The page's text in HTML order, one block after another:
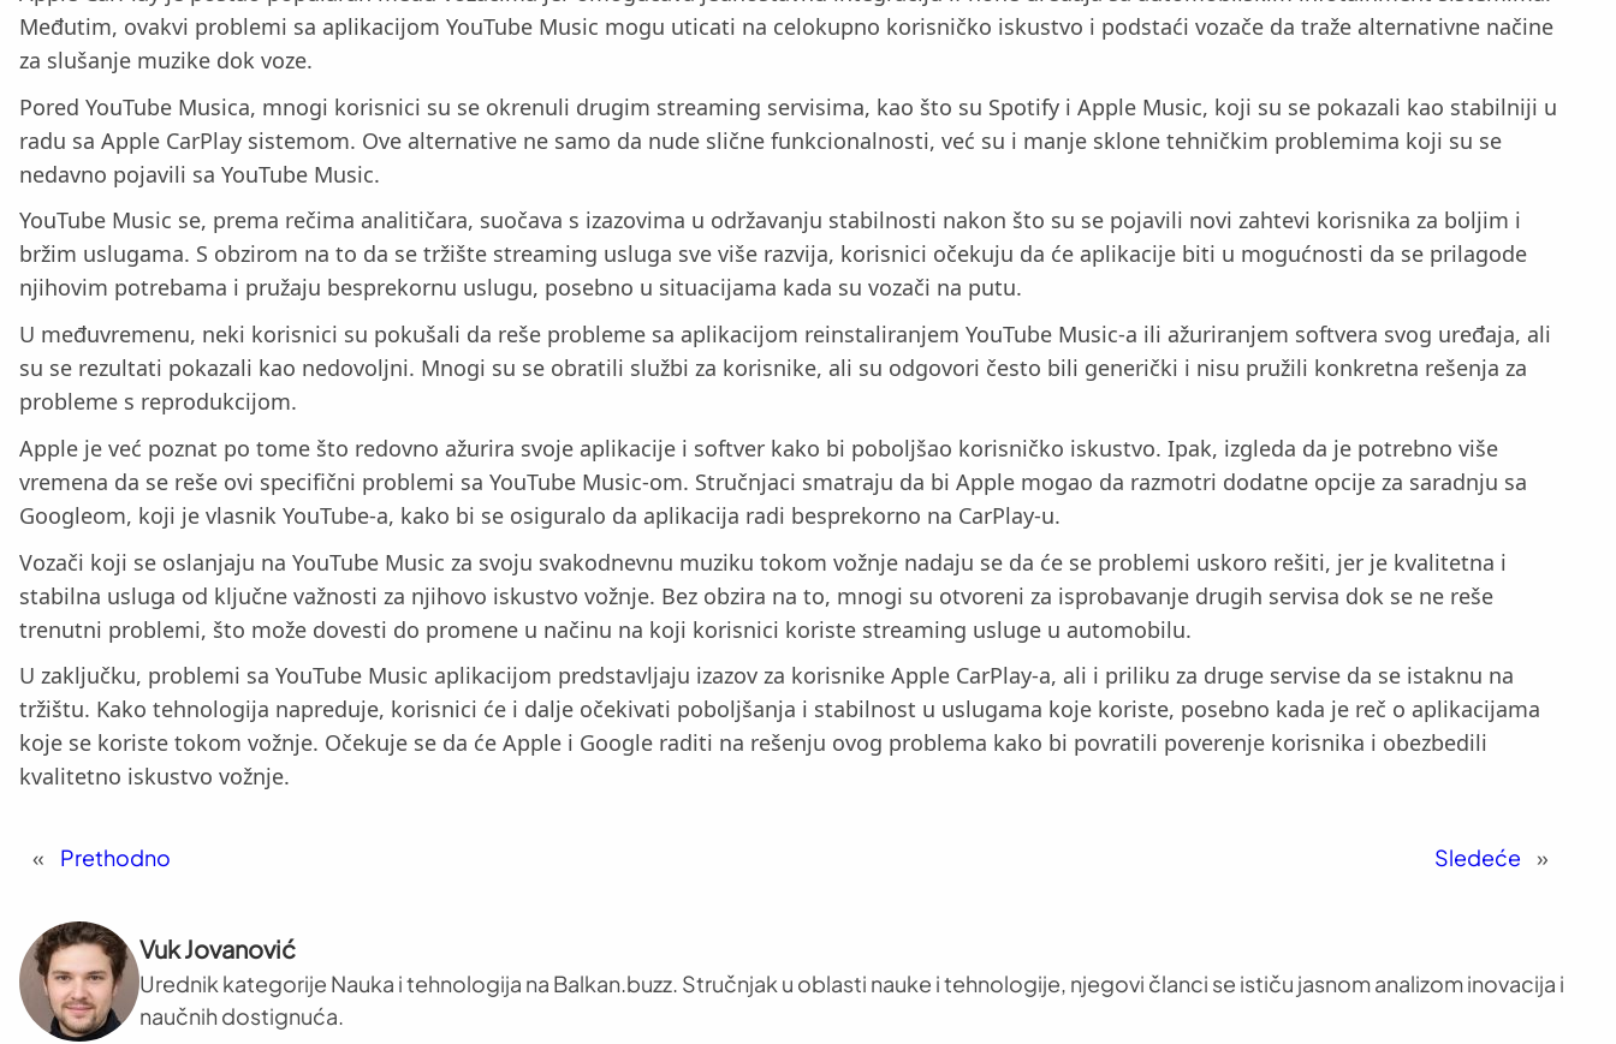
Međutim, ovakvi problemi sa aplikacijom YouTube Music mogu uticati na celokupno korisničko iskustvo i podstaći vozače da traže alternativne načine
za slušanje muzike dok voze.
Pored YouTube Musica, mnogi korisnici su se okrenuli drugim streaming servisima, kao što su Spotify i Apple Music, koji su se pokazali kao stabilniji u
radu sa Apple CarPlay sistemom. Ove alternative ne samo da nude slične funkcionalnosti, već su i manje sklone tehničkim problemima koji su se
nedavno pojavili sa YouTube Music.
YouTube Music se, prema rečima analitičara, suočava s izazovima u održavanju stabilnosti nakon što su se pojavili novi zahtevi korisnika za boljim i
bržim uslugama. S obzirom na to da se tržište streaming usluga sve više razvija, korisnici očekuju da će aplikacije biti u mogućnosti da se prilagode
njihovim potrebama i pružaju besprekornu uslugu, posebno u situacijama kada su vozači na putu.
U međuvremenu, neki korisnici su pokušali da reše probleme sa aplikacijom reinstaliranjem YouTube Music-a ili ažuriranjem softvera svog uređaja, ali
su se rezultati pokazali kao nedovoljni. Mnogi su se obratili službi za korisnike, ali su odgovori često bili generički i nisu pružili konkretna rešenja za
probleme s reprodukcijom.
Apple je već poznat po tome što redovno ažurira svoje aplikacije i softver kako bi poboljšao korisničko iskustvo. Ipak, izgleda da je potrebno više
vremena da se reše ovi specifični problemi sa YouTube Music-om. Stručnjaci smatraju da bi Apple mogao da razmotri dodatne opcije za saradnju sa
Googleom, koji je vlasnik YouTube-a, kako bi se osiguralo da aplikacija radi besprekorno na CarPlay-u.
Vozači koji se oslanjaju na YouTube Music za svoju svakodnevnu muziku tokom vožnje nadaju se da će se problemi uskoro rešiti, jer je kvalitetna i
stabilna usluga od ključne važnosti za njihovo iskustvo vožnje. Bez obzira na to, mnogi su otvoreni za isprobavanje drugih servisa dok se ne reše
trenutni problemi, što može dovesti do promene u načinu na koji korisnici koriste streaming usluge u automobilu.
U zaključku, problemi sa YouTube Music aplikacijom predstavljaju izazov za korisnike Apple CarPlay-a, ali i priliku za druge servise da se istaknu na
tržištu. Kako tehnologija napreduje, korisnici će i dalje očekivati poboljšanja i stabilnost u uslugama koje koriste, posebno kada je reč o aplikacijama
koje se koriste tokom vožnje. Očekuje se da će Apple i Google raditi na rešenju ovog problema kako bi povratili poverenje korisnika i obezbedili
kvalitetno iskustvo vožnje.
« Prethodno Sledeće »
Vuk Jovanović
Urednik kategorije Nauka i tehnologija na Balkan.buzz. Stručnjak u oblasti nauke i tehnologije, njegovi članci se ističu jasnom analizom inovacija i
naučnih dostignuća.